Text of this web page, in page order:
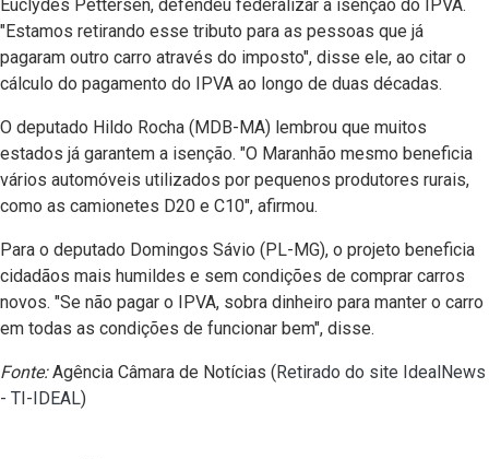
Euclydes Pettersen, defendeu federalizar a isenção do IPVA.
"Estamos retirando esse tributo para as pessoas que já
pagaram outro carro através do imposto", disse ele, ao citar o
cálculo do pagamento do IPVA ao longo de duas décadas.
O deputado Hildo Rocha (MDB-MA) lembrou que muitos
estados já garantem a isenção. "O Maranhão mesmo beneficia
vários automóveis utilizados por pequenos produtores rurais,
como as camionetes D20 e C10", afirmou.
Para o deputado Domingos Sávio (PL-MG), o projeto beneficia
cidadãos mais humildes e sem condições de comprar carros
novos. "Se não pagar o IPVA, sobra dinheiro para manter o carro
em todas as condições de funcionar bem", disse.
Fonte:Agência Câmara de Notícias (Retirado do site IdealNews
- TI-IDEAL)